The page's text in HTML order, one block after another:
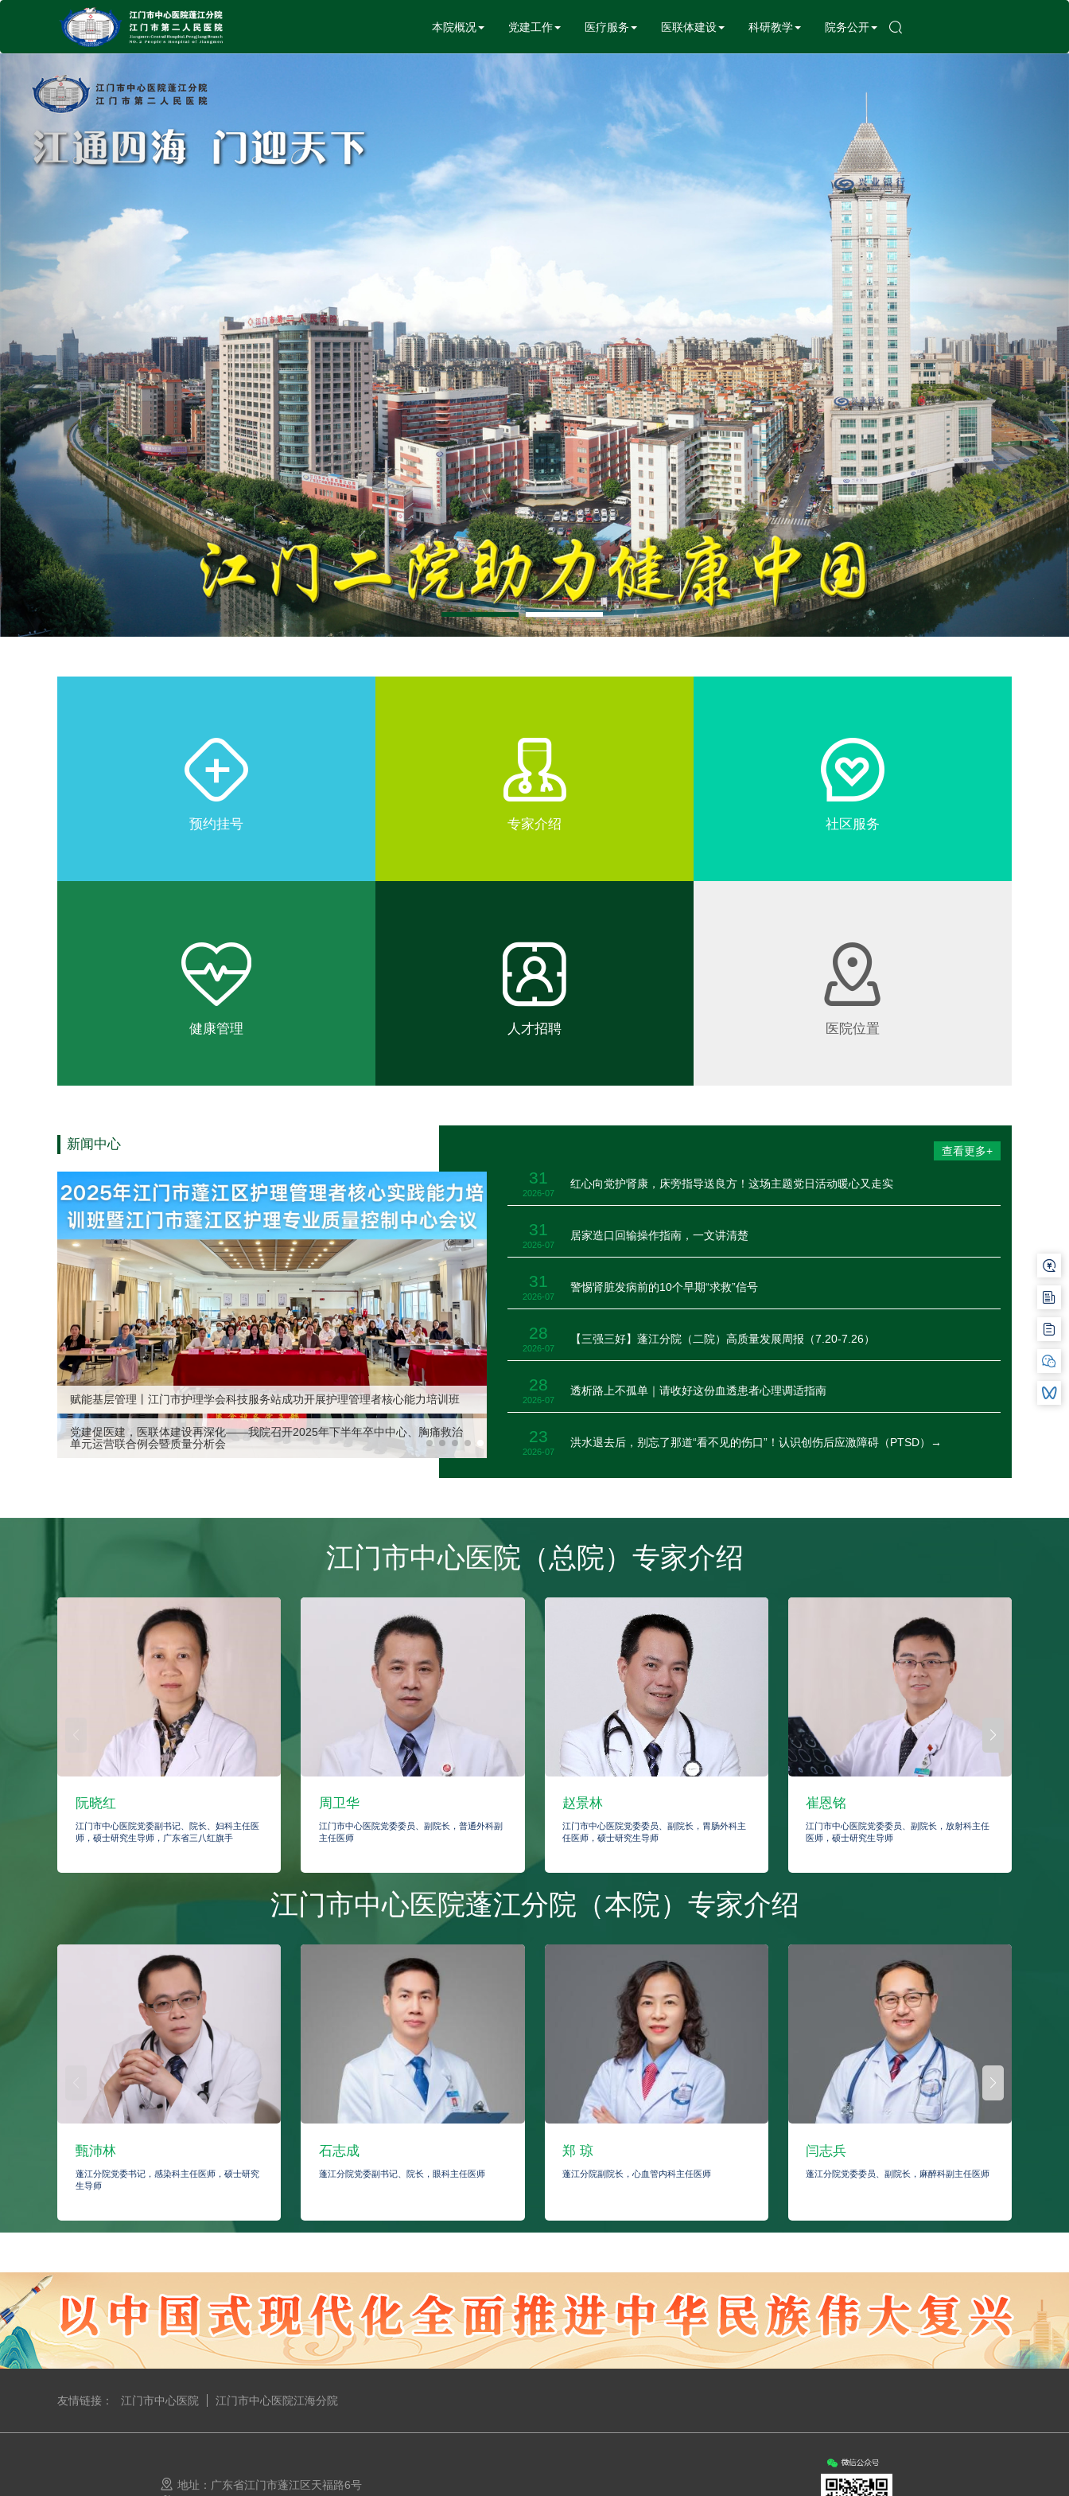
本院概况 党建工作 医疗服务 医联体建设 科研教学 院务公开
预约挂号 专家介绍 社区服务
健康管理 人才招聘 医院位置
新闻中心
赋能基层管理丨江门市护理学会科技服务站成功开展护理管理者核心能力培训班
继往开来 乘势而上 | 我院召开2025年工作总结表彰暨2026年工作部署大会
党建促医建，医联体建设再深化——我院召开2025年下半年卒中中心、胸痛救治
单元运营联合例会暨质量分析会
助推区域医疗服务提质增效！江门市中心医院举办医联体专科建设培训
引才赋能强专科 聚力攻坚启新程丨江门市第二人民医院举行老年医学中心学科带
头人聘任仪式
赋能基层管理丨江门市护理学会科技服务站成功开展护理管理者核心能力培训班
继往开来 乘势而上 | 我院召开2025年工作总结表彰暨2026年工作部署大会
查看更多+
31
2026-07
红心向党护肾康，床旁指导送良方！这场主题党日活动暖心又走实
31
2026-07
居家造口回输操作指南，一文讲清楚
31
2026-07
警惕肾脏发病前的10个早期“求救”信号
28
2026-07
【三强三好】蓬江分院（二院）高质量发展周报（7.20-7.26）
28
2026-07
透析路上不孤单｜请收好这份血透患者心理调适指南
23
2026-07
洪水退去后，别忘了那道“看不见的伤口”！认识创伤后应激障碍（PTSD）→
江门市中心医院（总院）专家介绍
阮晓红
江门市中心医院党委副书记、院长、妇科主任医
师，硕士研究生导师，广东省三八红旗手
周卫华
江门市中心医院党委委员、副院长，普通外科副
主任医师
赵景林
江门市中心医院党委委员、副院长，胃肠外科主
任医师，硕士研究生导师
崔恩铭
江门市中心医院党委委员、副院长，放射科主任
医师，硕士研究生导师
江门市中心医院蓬江分院（本院）专家介绍
甄沛林
蓬江分院党委书记，感染科主任医师，硕士研究
生导师
石志成
蓬江分院党委副书记、院长，眼科主任医师
郑 琼
蓬江分院副院长，心血管内科主任医师
闫志兵
蓬江分院党委委员、副院长，麻醉科副主任医师
友情链接： 江门市中心医院 江门市中心医院江海分院
地址：广东省江门市蓬江区天福路6号